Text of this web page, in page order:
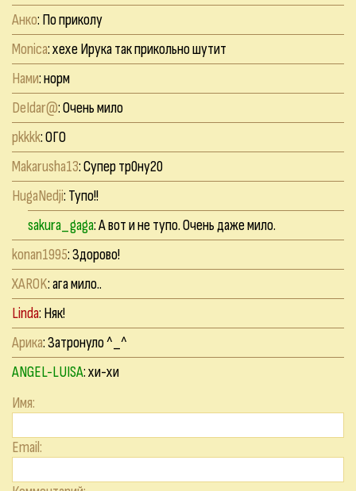
Анко: По приколу
Monica: xexe Ирука так прикольно шутит
Нами: норм
DeIdar@: Очень мило
pkkkk: ОГО
Makarusha13: Супер тр0ну20
HugaNedji: Тупо!!
sakura_gaga: А вот и не тупо. Очень даже мило.
konan1995: Здорово!
XAROK: ага мило..
Linda: Няк!
Арика: Затронуло ^_^
ANGEL-LUISA: хи-хи
Имя:
Email: